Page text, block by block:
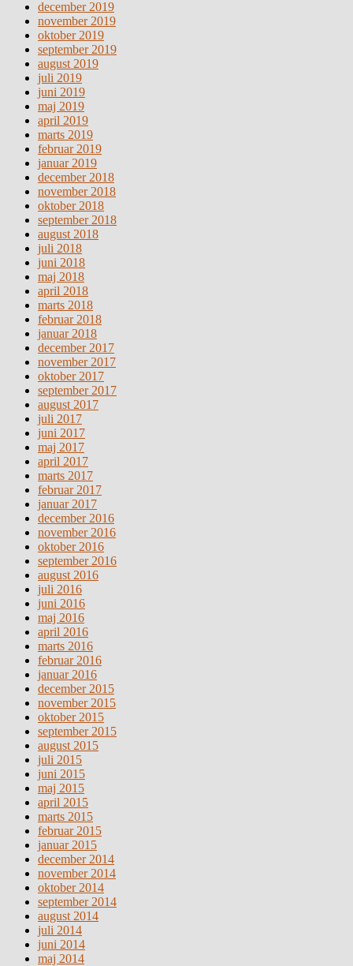
december 2019
november 2019
oktober 2019
september 2019
august 2019
juli 2019
juni 2019
maj 2019
april 2019
marts 2019
februar 2019
januar 2019
december 2018
november 2018
oktober 2018
september 2018
august 2018
juli 2018
juni 2018
maj 2018
april 2018
marts 2018
februar 2018
januar 2018
december 2017
november 2017
oktober 2017
september 2017
august 2017
juli 2017
juni 2017
maj 2017
april 2017
marts 2017
februar 2017
januar 2017
december 2016
november 2016
oktober 2016
september 2016
august 2016
juli 2016
juni 2016
maj 2016
april 2016
marts 2016
februar 2016
januar 2016
december 2015
november 2015
oktober 2015
september 2015
august 2015
juli 2015
juni 2015
maj 2015
april 2015
marts 2015
februar 2015
januar 2015
december 2014
november 2014
oktober 2014
september 2014
august 2014
juli 2014
juni 2014
maj 2014